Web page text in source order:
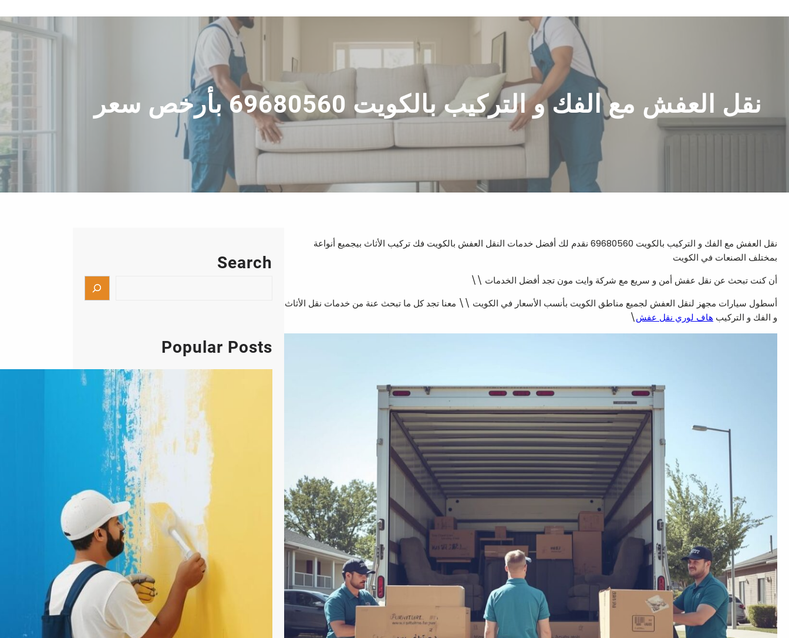
نقل العفش مع الفك و التركيب بالكويت 69680560 بأرخص سعر
نقل العفش مع الفك و التركيب بالكويت 69680560 نقدم لك أفضل خدمات النقل العفش بالكويت فك تركيب الأثاث بيجميع أنواعة
بمختلف الصنعات في الكويت
أن كنت تبحث عن نقل عفش أمن و سريع مع شركة وايت مون تجد أفضل الخدمات \\
أسطول سيارات مجهز لنقل العفش لجميع مناطق الكويت بأنسب الأسعار في الكويت \\ معنا تجد كل ما تبحث عنة من خدمات نقل الأثاث
و الفك و التركيب هاف لوري نقل عفش\
Search
h
Popular Posts
أصباغ الكويت ابو حسن صباغ شاطر
تركيب جبس بورد
إذا كنت تبحث عن أفضل خدمات أصباغ
الكويت وتركيب جبس بورد بأعلى مستويات
الجودة والاحترافية، فإن أعمال الدهانات
والديكورات الحديثة أصبحت من أهم عناصر
التشطيب التي تضيف لمسة جمالية راقية
للمنازل والفلل والشركات. توفر خدمات
الصباغة الحديثة خيارات واسعة من الألوان
والتصاميم العصرية التي تتناسب مع
مختلف الأذواق، بينما يساهم الجبس بورد
في تنفيذ أسقف…